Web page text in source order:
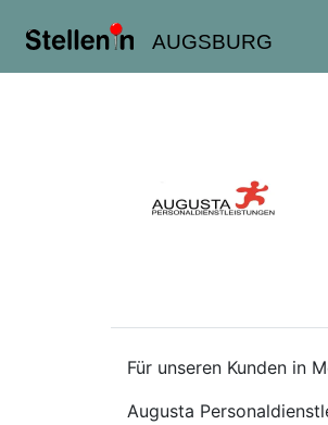
AUGSBURG
Für unseren Kunden in
Augusta